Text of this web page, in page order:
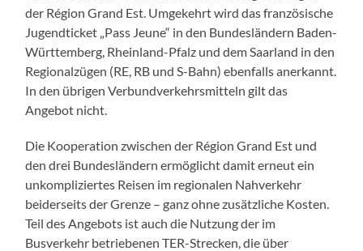
der Région Grand Est. Umgekehrt wird das französische
Jugendticket „Pass Jeune“ in den Bundesländern Baden-
Württemberg, Rheinland-Pfalz und dem Saarland in den
Regionalzügen (RE, RB und S-Bahn) ebenfalls anerkannt.
In den übrigen Verbundverkehrsmitteln gilt das
Angebot nicht.
Die Kooperation zwischen der Région Grand Est und
den drei Bundesländern ermöglicht damit erneut ein
unkompliziertes Reisen im regionalen Nahverkehr
beiderseits der Grenze – ganz ohne zusätzliche Kosten.
Teil des Angebots ist auch die Nutzung der im
Busverkehr betriebenen TER-Strecken, die über